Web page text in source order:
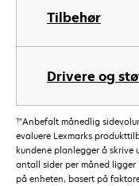
Tilbehør
Drivere og
†"Anbefalt månedlig
evaluere Lexmarks
kundene planlegger å skrive
antall sider per måned
på enheten, basert på